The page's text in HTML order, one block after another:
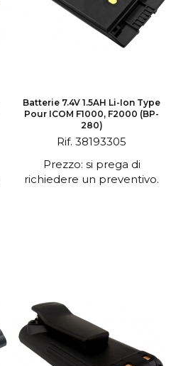
Batterie 7.4V 1.5AH Li-Ion Type
Pour ICOM F1000, F2000 (BP-
280)
Rif. 38193305
Prezzo: si prega di
richiedere un preventivo.